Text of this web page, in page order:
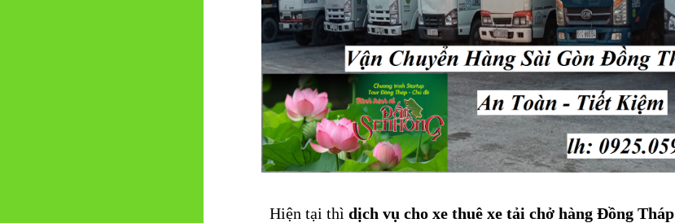
Hiện tại thì dịch vụ cho xe thuê xe tải chở hàng Đồng Tháp